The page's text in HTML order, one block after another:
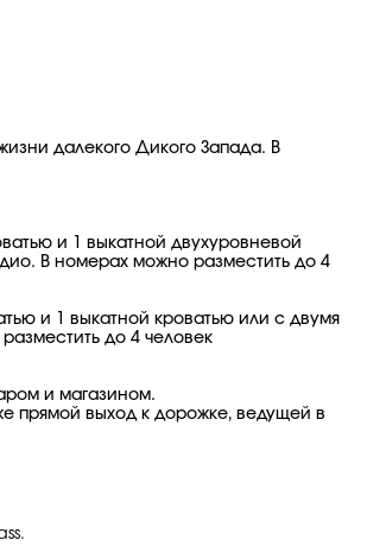
далекого Дикого Запада. В
и 1 выкатной двухуровневой
В номерах можно разместить до 4
и 1 выкатной кроватью или с двумя
до 4 человек
и магазином.
прямой выход к дорожке, ведущей в